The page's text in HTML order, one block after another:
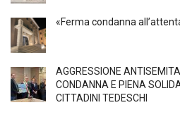
«Ferma condanna
AGGRESSIONE
CONDANNA E PIENA
CITTADINI TEDESCHI